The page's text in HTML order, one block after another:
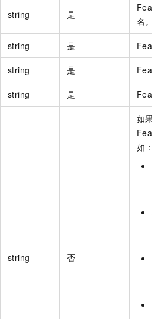
string 是
名。
string 是
string 是
string 是
string 否
如果
如：